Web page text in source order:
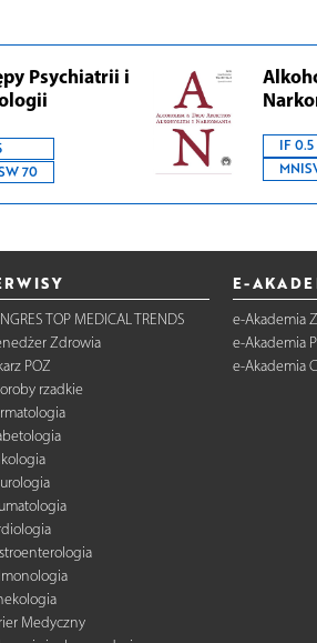
Psychiatrii i
70
IF 0.5
TOP MEDICAL TRENDS
Zdrowia
POZ
rzadkie
Medyczny
E-
e-Akademia
e-Akademia
e-Akademia